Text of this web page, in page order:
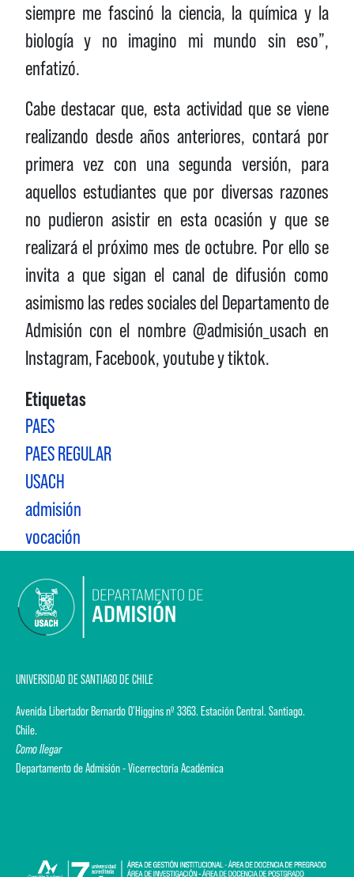
siempre me fascinó la ciencia, la química y la
biología y no imagino mi mundo sin eso”,
enfatizó.
Cabe destacar que, esta actividad que se viene
realizando desde años anteriores, contará por
primera vez con una segunda versión, para
aquellos estudiantes que por diversas razones
no pudieron asistir en esta ocasión y que se
realizará el próximo mes de octubre. Por ello se
invita a que sigan el canal de difusión como
asimismo las redes sociales del Departamento de
Admisión con el nombre @admisión_usach en
Instagram, Facebook, youtube y tiktok.
Etiquetas
PAES
PAES REGULAR
USACH
admisión
vocación
UNIVERSIDAD DE SANTIAGO DE CHILE
Avenida Libertador Bernardo O'Higgins nº 3363. Estación Central. Santiago.
Chile.
Como llegar
Departamento de Admisión - Vicerrectoría Académica